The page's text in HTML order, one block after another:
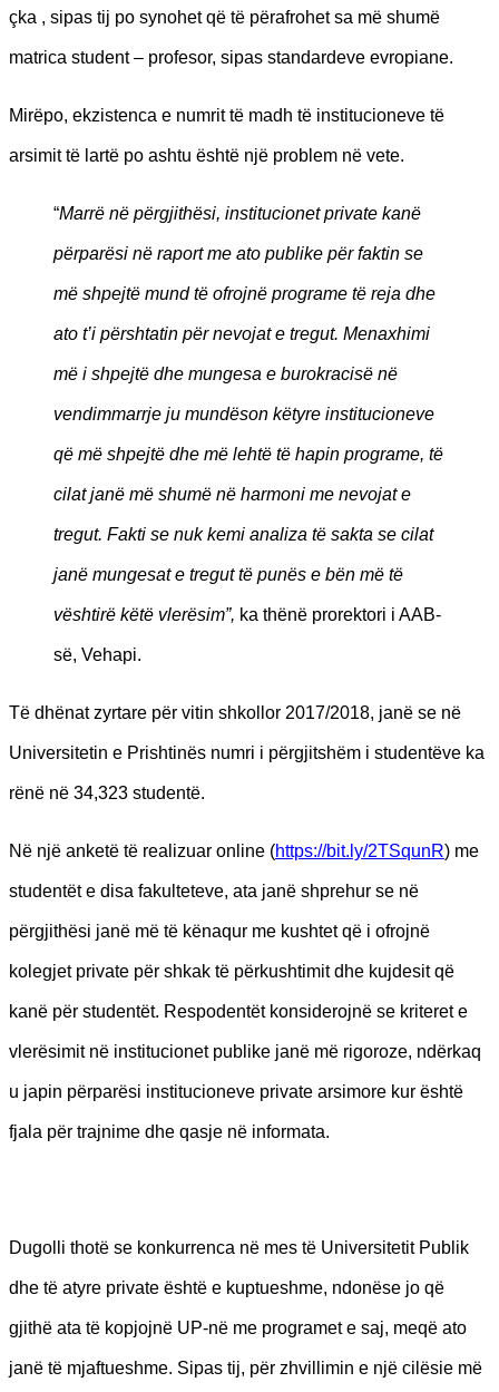
çka , sipas tij po synohet që të përafrohet sa më shumë
matrica student – profesor, sipas standardeve evropiane.
Mirëpo, ekzistenca e numrit të madh të institucioneve të
arsimit të lartë po ashtu është një problem në vete.
“Marrë në përgjithësi, institucionet private kanë
përparësi në raport me ato publike për faktin se
më shpejtë mund të ofrojnë programe të reja dhe
ato t’i përshtatin për nevojat e tregut. Menaxhimi
më i shpejtë dhe mungesa e burokracisë në
vendimmarrje ju mundëson këtyre institucioneve
që më shpejtë dhe më lehtë të hapin programe, të
cilat janë më shumë në harmoni me nevojat e
tregut. Fakti se nuk kemi analiza të sakta se cilat
janë mungesat e tregut të punës e bën më të
vështirë këtë vlerësim”, ka thënë prorektori i AAB-
së, Vehapi.
Të dhënat zyrtare për vitin shkollor 2017/2018, janë se në
Universitetin e Prishtinës numri i përgjitshëm i studentëve ka
rënë në 34,323 studentë.
Në një anketë të realizuar online (https://bit.ly/2TSqunR) me
studentët e disa fakulteteve, ata janë shprehur se në
përgjithësi janë më të kënaqur me kushtet që i ofrojnë
kolegjet private për shkak të përkushtimit dhe kujdesit që
kanë për studentët. Respodentët konsiderojnë se kriteret e
vlerësimit në institucionet publike janë më rigoroze, ndërkaq
u japin përparësi institucioneve private arsimore kur është
fjala për trajnime dhe qasje në informata.
Dugolli thotë se konkurrenca në mes të Universitetit Publik
dhe të atyre private është e kuptueshme, ndonëse jo që
gjithë ata të kopjojnë UP-në me programet e saj, meqë ato
janë të mjaftueshme. Sipas tij, për zhvillimin e një cilësie më